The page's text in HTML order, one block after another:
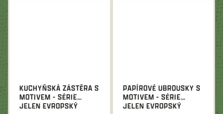
KUCHYŇSKÁ ZÁSTĚRA S
MOTIVEM - SÉRIE
JELEN EVROPSKÝ
PAPÍROVÉ UBROUSKY S
MOTIVEM - SÉRIE
JELEN EVROPSKÝ